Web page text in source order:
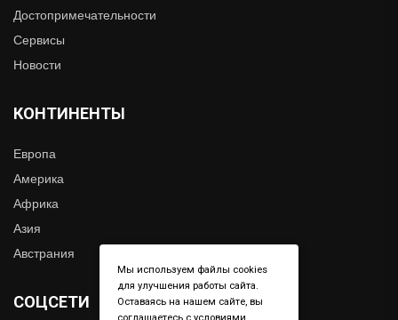
Достопримечательности
Сервисы
Новости
КОНТИНЕНТЫ
Европа
Америка
Африка
Азия
Австрания
СОЦСЕТИ
Мы используем файлы cookies
для улучшения работы сайта.
Оставаясь на нашем сайте, вы